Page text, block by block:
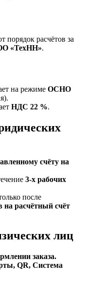
порядок расчётов за
«ТехНН».
на режиме ОСНО
НДС 22 %.
счёту на
3‑х рабочих
после
на расчётный счёт
лиц
заказа.
QR, Система